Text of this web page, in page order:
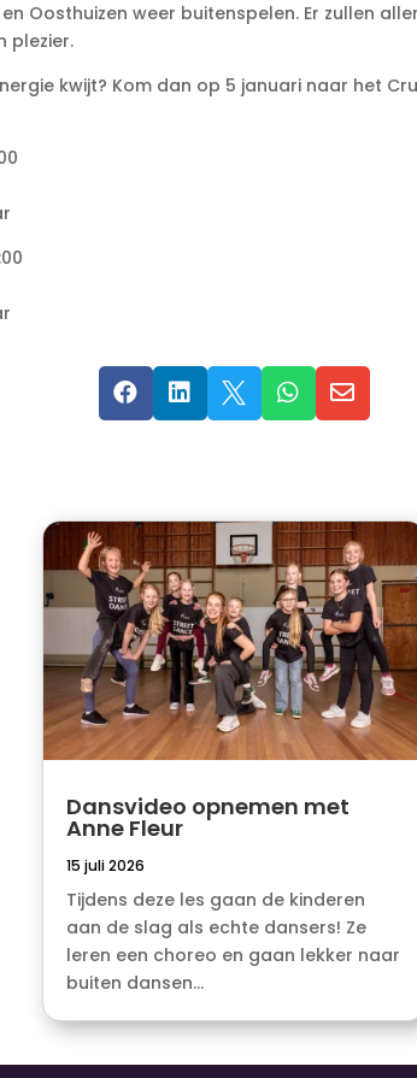
Oosthuizen weer buitenspelen. Er zullen
plezier.
kwijt? Kom dan op 5 januari naar het
    
Dansvideo opnemen met
Anne Fleur
15 juli 2026
Tijdens deze les gaan de kinderen
aan de slag als echte dansers! Ze
leren een choreo en gaan lekker naar
buiten dansen...